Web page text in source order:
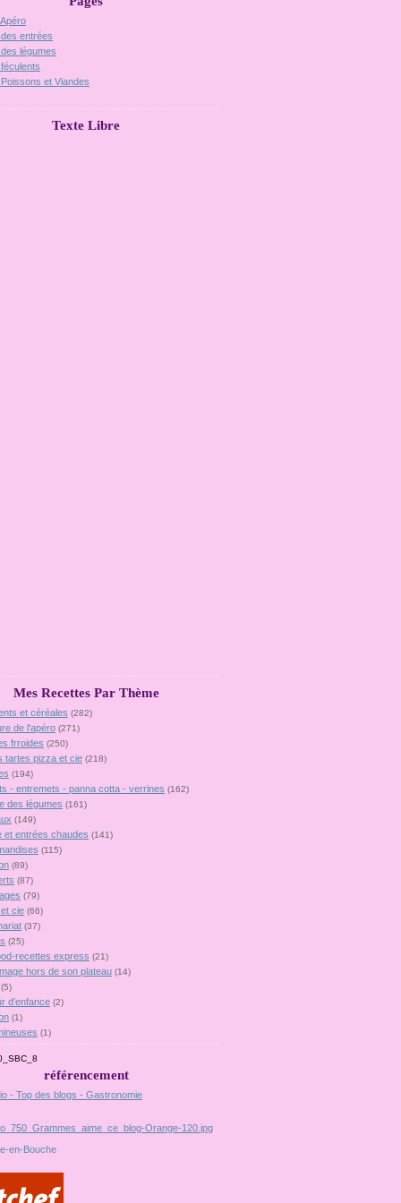
entrées
légumes
et Viandes
Texte Libre
Mes Recettes Par Thème
et céréales (282)
de l'apéro (271)
frroides (250)
tartes pizza et cie (218)
(194)
- entremets - panna cotta - verrines (162)
des légumes (161)
(149)
et entrées chaudes (141)
(115)
(89)
(87)
(79)
cie (66)
(37)
(25)
recettes express (21)
hors de son plateau (14)
d'enfance (2)
(1)
(1)
référencement